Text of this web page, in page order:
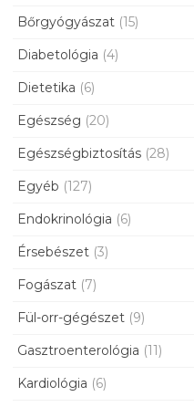
Bőrgyógyászat (15)
Diabetológia (4)
Dietetika (6)
Egészség (20)
Egészségbiztosítás (28)
Egyéb (127)
Endokrinológia (6)
Érsebészet (3)
Fogászat (7)
Fül-orr-gégészet (9)
Gasztroenterológia (11)
Kardiológia (6)